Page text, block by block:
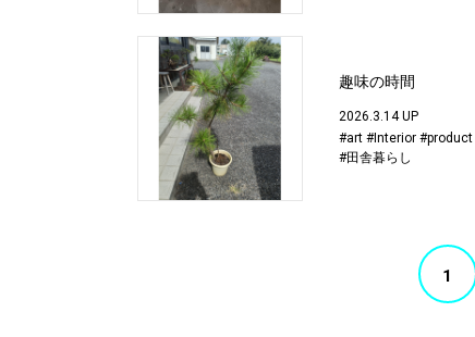
趣味の時間
2026.3.14 UP
#art #Interior #product
#田舎暮らし
1